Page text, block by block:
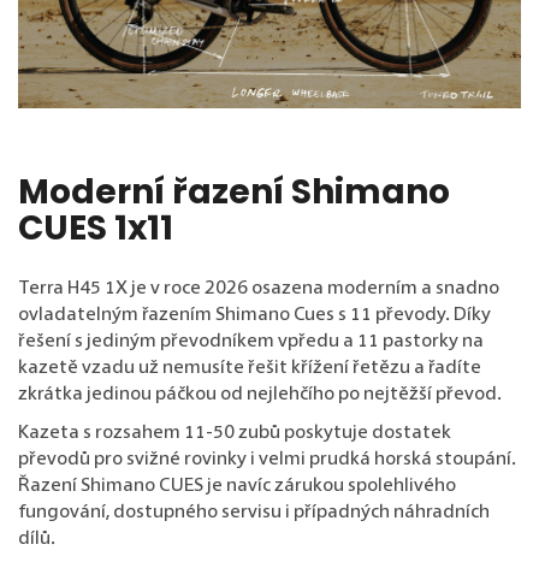
Moderní řazení Shimano
CUES 1x11
Terra H45 1X je v roce 2026 osazena moderním a snadno
ovladatelným řazením Shimano Cues s 11 převody. Díky
řešení s jediným převodníkem vpředu a 11 pastorky na
kazetě vzadu už nemusíte řešit křížení řetězu a řadíte
zkrátka jedinou páčkou od nejlehčího po nejtěžší převod.
Kazeta s rozsahem 11-50 zubů poskytuje dostatek
převodů pro svižné rovinky i velmi prudká horská stoupání.
Řazení Shimano CUES je navíc zárukou spolehlivého
fungování, dostupného servisu i případných náhradních
dílů.